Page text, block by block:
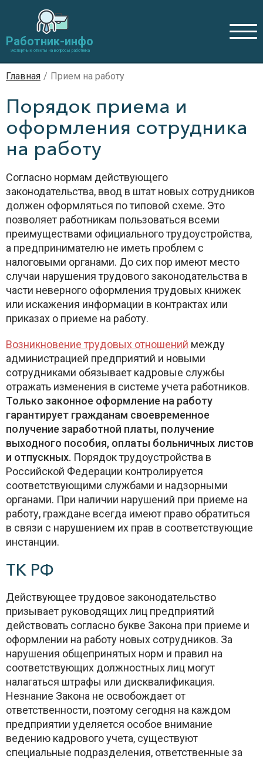
Работник-инфо
Экспертные ответы на вопросы работника
Главная / Прием на работу
Порядок приема и
оформления сотрудника
на работу
Согласно нормам действующего
законодательства, ввод в штат новых сотрудников
должен оформляться по типовой схеме. Это
позволяет работникам пользоваться всеми
преимуществами официального трудоустройства,
а предпринимателю не иметь проблем с
налоговыми органами. До сих пор имеют место
случаи нарушения трудового законодательства в
части неверного оформления трудовых книжек
или искажения информации в контрактах или
приказах о приеме на работу.
Возникновение трудовых отношений между
администрацией предприятий и новыми
сотрудниками обязывает кадровые службы
отражать изменения в системе учета работников.
Только законное оформление на работу
гарантирует гражданам своевременное
получение заработной платы, получение
выходного пособия, оплаты больничных листов
и отпускных. Порядок трудоустройства в
Российской Федерации контролируется
соответствующими службами и надзорными
органами. При наличии нарушений при приеме на
работу, граждане всегда имеют право обратиться
в связи с нарушением их прав в соответствующие
инстанции.
ТК РФ
Действующее трудовое законодательство
призывает руководящих лиц предприятий
действовать согласно букве Закона при приеме и
оформлении на работу новых сотрудников. За
нарушения общепринятых норм и правил на
соответствующих должностных лиц могут
налагаться штрафы или дисквалификация.
Незнание Закона не освобождает от
ответственности, поэтому сегодня на каждом
предприятии уделяется особое внимание
ведению кадрового учета, существуют
специальные подразделения, ответственные за